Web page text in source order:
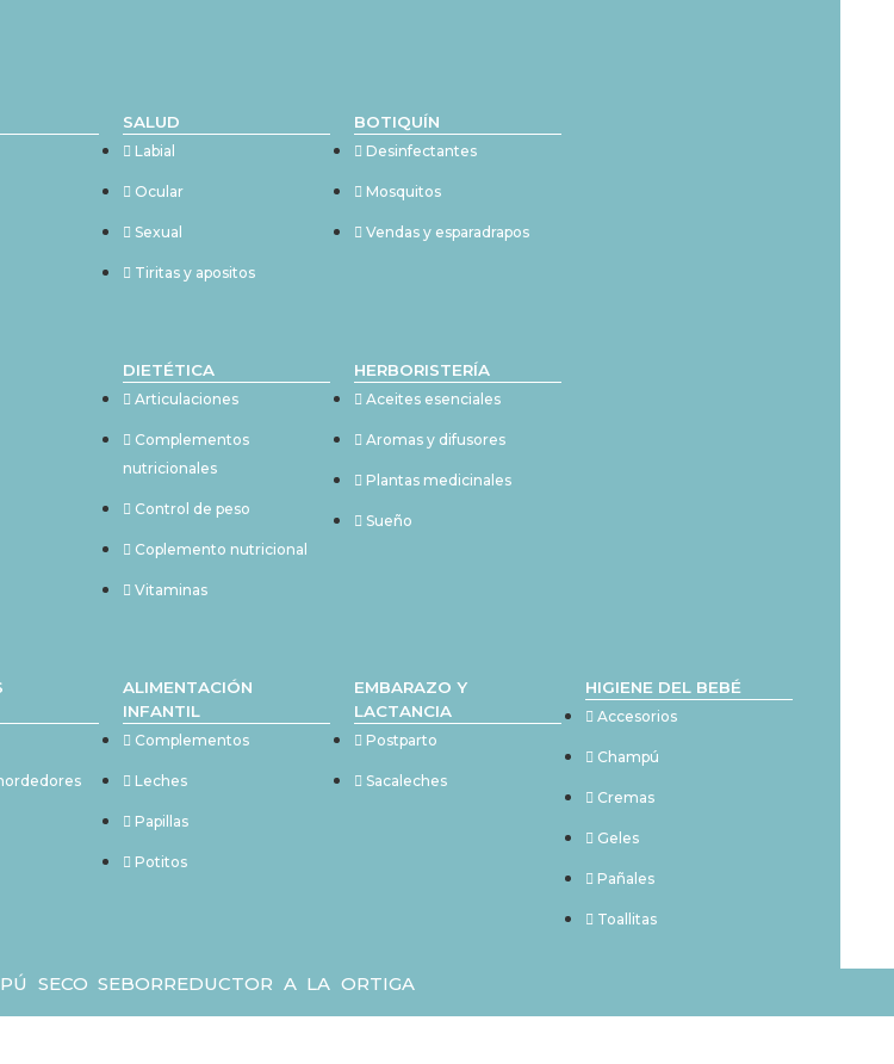
SALUD
Labial
Ocular
Sexual
Tiritas y apositos
BOTIQUÍN
Desinfectantes
Mosquitos
Vendas y esparadrapos
DIETÉTICA
Articulaciones
Complementos
nutricionales
Control de peso
Coplemento nutricional
Vitaminas
HERBORISTERÍA
Aceites esenciales
Aromas y difusores
Plantas medicinales
Sueño
ALIMENTACIÓN
INFANTIL
Complementos
Leches
Papillas
Potitos
EMBARAZO Y
LACTANCIA
Postparto
Sacaleches
HIGIENE DEL BEBÉ
Accesorios
Champú
Cremas
Geles
Pañales
Toallitas
SECO SEBORREDUCTOR A LA ORTIGA